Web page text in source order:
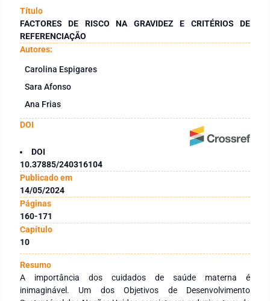
Título
FACTORES DE RISCO NA GRAVIDEZ E CRITÉRIOS DE
REFERENCIAÇÃO
Autores:
Carolina Espigares
Sara Afonso
Ana Frias
DOI
DOI
10.37885/240316104
Publicado em
14/05/2024
Páginas
160-171
Capítulo
10
Resumo
A importância dos cuidados de saúde materna é
inimaginável. Um dos Objetivos de Desenvolvimento